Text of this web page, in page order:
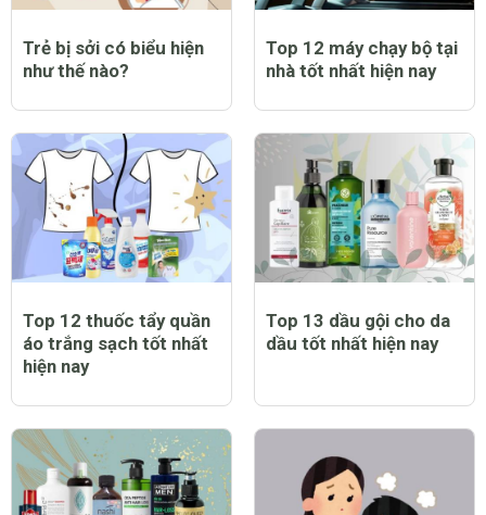
Trẻ bị sởi có biểu hiện
như thế nào?
Top 12 máy chạy bộ tại
nhà tốt nhất hiện nay
Top 12 thuốc tẩy quần
áo trắng sạch tốt nhất
hiện nay
Top 13 dầu gội cho da
dầu tốt nhất hiện nay